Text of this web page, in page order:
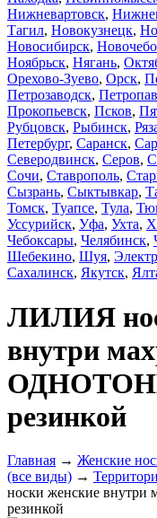
Нижневартовск,
Тагил, Новокузнецк,
Новосибирск,
Ноябрьск, Нягань,
Орехово-Зуево, Орск,
Петрозаводск,
Прокопьевск, Псков,
Рубцовск, Рыбинск,
Петербург, Саранск,
Северодвинск, Серов,
Сочи, Ставрополь,
Сызрань, Сыктывкар,
Томск, Туапсе, Тула,
Уссурийск, Уфа, Ухта,
Чебоксары, Челябинск,
Шебекино, Шуя,
Сахалинск, Якутск,
ЛИЛИЯ
внутри
резинкой
Главная → Женские
(все виды) →
носки женские
резинкой